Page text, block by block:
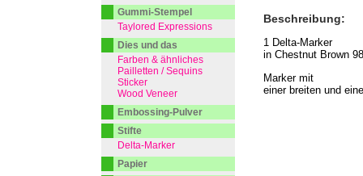
Beschreibung:
1 Delta-Marker
in Chestnut Brown
Marker mit
einer breiten und
Gummi-Stempel
Taylored Expressions
Dies und das
Farben & ähnliches
Pailletten / Sequins
Sticker
Wood Veneer
Embossing-Pulver
Stifte
Delta-Marker
Papier